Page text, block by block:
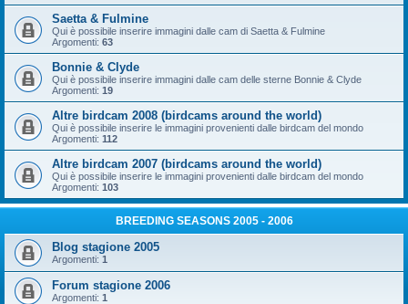
Saetta & Fulmine
Qui è possibile inserire immagini dalle cam di Saetta & Fulmine
Argomenti: 63
Bonnie & Clyde
Qui è possibile inserire immagini dalle cam delle sterne Bonnie & Clyde
Argomenti: 19
Altre birdcam 2008 (birdcams around the world)
Qui è possibile inserire le immagini provenienti dalle birdcam del mondo
Argomenti: 112
Altre birdcam 2007 (birdcams around the world)
Qui è possibile inserire le immagini provenienti dalle birdcam del mondo
Argomenti: 103
BREEDING SEASONS 2005 - 2006
Blog stagione 2005
Argomenti: 1
Forum stagione 2006
Argomenti: 1